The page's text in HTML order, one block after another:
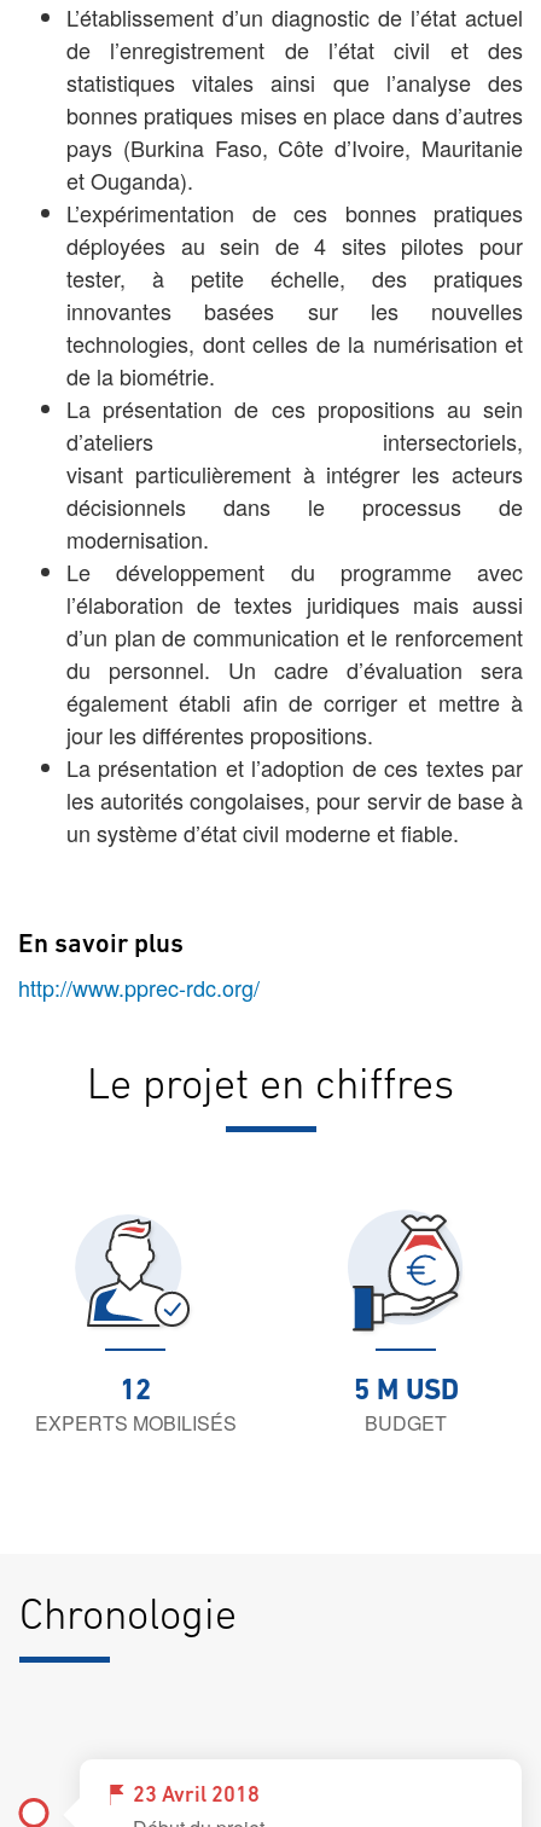
L’établissement d’un diagnostic de l’état actuel
de l’enregistrement de l’état civil et des
statistiques vitales ainsi que l’analyse des
bonnes pratiques mises en place dans d’autres
pays (Burkina Faso, Côte d’Ivoire, Mauritanie
et Ouganda).
L’expérimentation de ces bonnes pratiques
déployées au sein de 4 sites pilotes pour
tester, à petite échelle, des pratiques
innovantes basées sur les nouvelles
technologies, dont celles de la numérisation et
de la biométrie.
La présentation de ces propositions au sein
d’ateliers intersectoriels,
visant particulièrement à intégrer les acteurs
décisionnels dans le processus de
modernisation.
Le développement du programme avec
l’élaboration de textes juridiques mais aussi
d’un plan de communication et le renforcement
du personnel. Un cadre d’évaluation sera
également établi afin de corriger et mettre à
jour les différentes propositions.
La présentation et l’adoption de ces textes par
les autorités congolaises, pour servir de base à
un système d’état civil moderne et fiable.
En savoir plus
http://www.pprec-rdc.org/
Le projet en chiffres
12
EXPERTS MOBILISÉS
5 M USD
BUDGET
Chronologie
23 Avril 2018